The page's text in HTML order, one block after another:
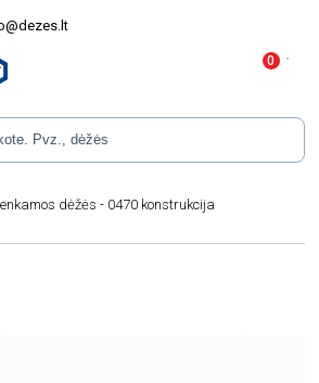
dėžės - 0470 konstrukcija